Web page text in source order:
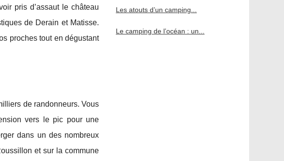
pris d’assaut le château
de Derain et Matisse.
proches tout en dégustant
de randonneurs. Vous
vers le pic pour une
dans un des nombreux
et sur la commune
Les atouts d’un camping...
Le camping de l’océan : un...